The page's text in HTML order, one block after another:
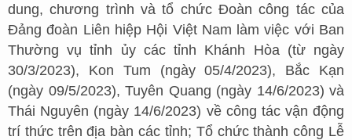
dung, chương trình và tổ chức Đoàn công tác của
Đảng đoàn Liên hiệp Hội Việt Nam làm việc với Ban
Thường vụ tỉnh ủy các tỉnh Khánh Hòa (từ ngày
30/3/2023), Kon Tum (ngày 05/4/2023), Bắc Kạn
(ngày 09/5/2023), Tuyên Quang (ngày 14/6/2023) và
Thái Nguyên (ngày 14/6/2023) về công tác vận động
trí thức trên địa bàn các tỉnh; Tổ chức thành công Lễ